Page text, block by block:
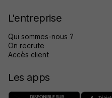
L'entreprise
Qui sommes-nous ?
On recrute
Accès client
Les apps